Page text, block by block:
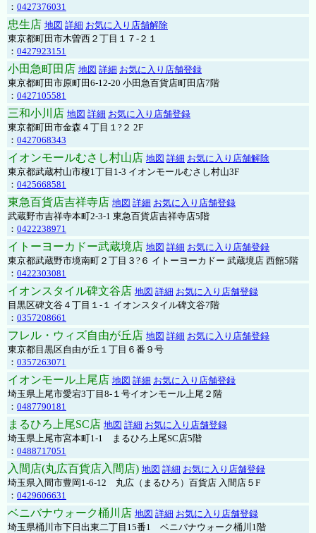
： 0427376031
忠生店 地図 詳細 お気に入り店舗解除
東京都町田市木曽西２丁目１７-２１
： 0427923151
小田急町田店 地図 詳細 お気に入り店舗登録
東京都町田市原町田6-12-20 小田急百貨店町田店7階
： 0427105581
三和小川店 地図 詳細 お気に入り店舗登録
東京都町田市金森４丁目１?２ 2F
： 0427068343
イオンモールむさし村山店 地図 詳細 お気に入り店舗解除
東京都武蔵村山市榎1丁目1-3 イオンモールむさし村山3F
： 0425668581
東急百貨店吉祥寺店 地図 詳細 お気に入り店舗登録
武蔵野市吉祥寺本町2-3-1 東急百貨店吉祥寺店5階
： 0422238971
イトーヨーカドー武蔵境店 地図 詳細 お気に入り店舗登録
東京都武蔵野市境南町２丁目３?６ イトーヨーカドー 武蔵境店 西館5階
： 0422303081
イオンスタイル碑文谷店 地図 詳細 お気に入り店舗登録
目黒区碑文谷４丁目１-１ イオンスタイル碑文谷7階
： 0357208661
フレル・ウィズ自由が丘店 地図 詳細 お気に入り店舗登録
東京都目黒区自由が丘１丁目６番９号
： 0357263071
イオンモール上尾店 地図 詳細 お気に入り店舗登録
埼玉県上尾市愛宕3丁目8-１号イオンモール上尾２階
： 0487790181
まるひろ上尾SC店 地図 詳細 お気に入り店舗登録
埼玉県上尾市宮本町1-1 まるひろ上尾SC店5階
： 0488717051
入間店(丸広百貨店入間店) 地図 詳細 お気に入り店舗登録
埼玉県入間市豊岡1-6-12 丸広（まるひろ）百貨店 入間店５F
： 0429606631
ベニバナウォーク桶川店 地図 詳細 お気に入り店舗登録
埼玉県桶川市下日出東二丁目15番1 ベニバナウォーク桶川1階